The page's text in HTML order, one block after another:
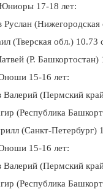
17-18 лет:
(Нижегородская
(Тверская обл.) 10.73
(Р. Башкортостан)
15-16 лет:
(Пермский
(Республика
(Санкт-Петербург)
15-16 лет:
(Пермский
(Республика